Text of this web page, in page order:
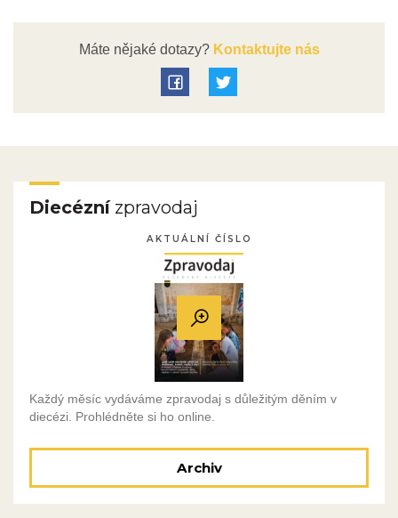
Máte nějaké dotazy?Kontaktujte nás
Diecéznízpravodaj
AKTUÁLNÍ ČÍSLO
Každý měsíc vydáváme zpravodaj s důležitým děním v
diecézi. Prohlédněte si ho online.
Archiv